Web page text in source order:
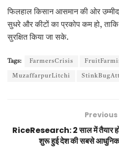
फिलहाल किसान आसमान की ओर
सुधरे और कीटों का प्रकोप कम हो,
सुरक्षित किया जा सके.
Tags: FarmersCrisis
MuzaffarpurLitchi
Previous
RiceResearch: 2 साल में तैयार
शुरू हुई देश की सबसे आधुनिक